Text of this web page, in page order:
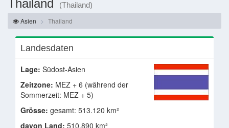
Thailand
(Thailand)
Asien
Thailand
Landesdaten
Lage: Südost-Asien
Zeitzone: MEZ + 6 (während der
Sommerzeit: MEZ + 5)
Grösse: gesamt: 513.120 km²
davon Land: 510.890 km²